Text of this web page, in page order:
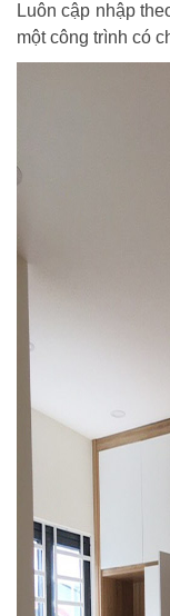
Luôn cập nhập
một công trình có